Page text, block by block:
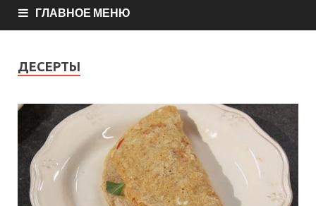
ГЛАВНОЕ МЕНЮ
ДЕСЕРТЫ